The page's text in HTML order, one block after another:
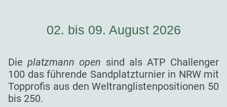
02. bis 09. August 2026
Dieplatzmann open sind als ATP Challenger
100 das führende Sandplatzturnier in NRW mit
Topprofis aus den Weltranglistenpositionen 50
bis 250.